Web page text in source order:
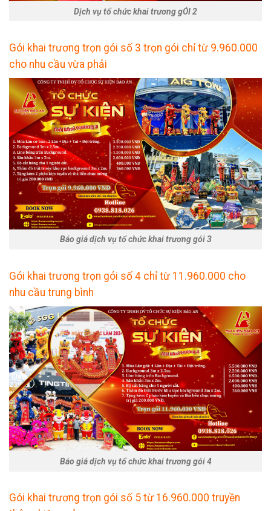
Dịch vụ tổ chức khai trương gÓI 2
Gói khai trương trọn gói số 3 trọn gói chỉ từ 9.960.000
cho nhu cầu vừa phải
Báo giá dịch vụ tổ chức khai trương gói 3
Gói khai trương trọn gói số 4 chỉ từ 11.960.000 cho
nhu cầu trung bình
Báo giá dịch vụ tổ chức khai trương gói 4
Gói khai trương trọn gói số 5 từ 16.960.000 truyền